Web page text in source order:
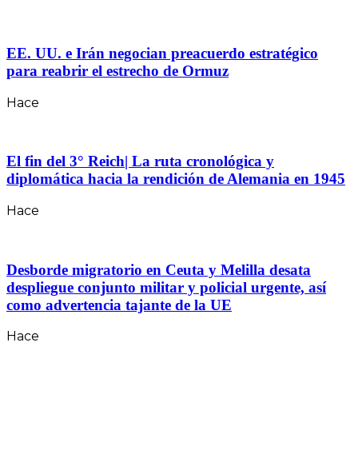
EE. UU. e Irán negocian preacuerdo estratégico
para reabrir el estrecho de Ormuz
Hace
El fin del 3° Reich| La ruta cronológica y
diplomática hacia la rendición de Alemania en 1945
Hace
Desborde migratorio en Ceuta y Melilla desata
despliegue conjunto militar y policial urgente, así
como advertencia tajante de la UE
Hace